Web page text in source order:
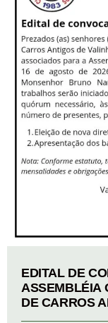
EDITAL DE
ASSEMBLÉIA
DE CARROS